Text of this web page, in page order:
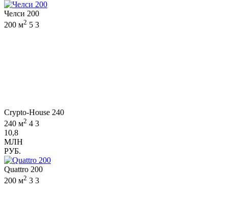
Челси 200
200 м2 5 3
Crypto-House 240
240 м2 4 3
10,8
МЛН
РУБ.
Quattro 200
200 м2 3 3